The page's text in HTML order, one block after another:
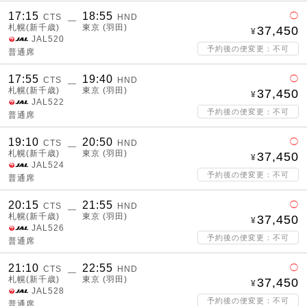
17:15 CTS
札幌(新千歳)
― 18:55
HND
東京 (羽田)
JAL520
普通席
◯
37,450
予約後の便変更：不可
17:55 CTS
札幌(新千歳)
― 19:40
HND
東京 (羽田)
JAL522
普通席
◯
37,450
予約後の便変更：不可
19:10 CTS
札幌(新千歳)
― 20:50
HND
東京 (羽田)
JAL524
普通席
◯
37,450
予約後の便変更：不可
20:15 CTS
札幌(新千歳)
― 21:55
HND
東京 (羽田)
JAL526
普通席
◯
37,450
予約後の便変更：不可
21:10 CTS
札幌(新千歳)
― 22:55
HND
東京 (羽田)
JAL528
普通席
◯
37,450
予約後の便変更：不可